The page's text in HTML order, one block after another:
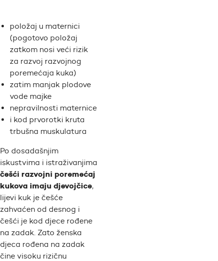
položaj u maternici
(pogotovo položaj
zatkom nosi veći rizik
za razvoj razvojnog
poremećaja kuka)
zatim manjak plodove
vode majke
nepravilnosti maternice
i kod prvorotki kruta
trbušna muskulatura
Po dosadašnjim
iskustvima i istraživanjima
češći razvojni poremećaj
kukova imaju djevojčice,
lijevi kuk je češće
zahvaćen od desnog i
češći je kod djece rođene
na zadak. Zato ženska
djeca rođena na zadak
čine visoku rizičnu